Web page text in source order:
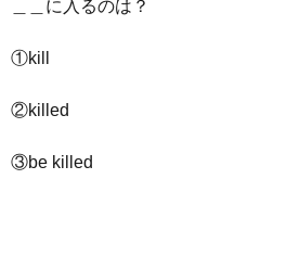
＿＿に入るのは？
①kill
②killed
③be killed